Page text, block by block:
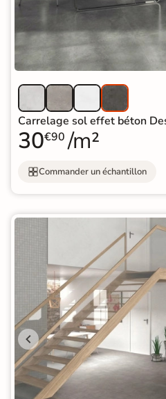
Carrelage sol effet béton
30€90 /m²
Commander un échantillon